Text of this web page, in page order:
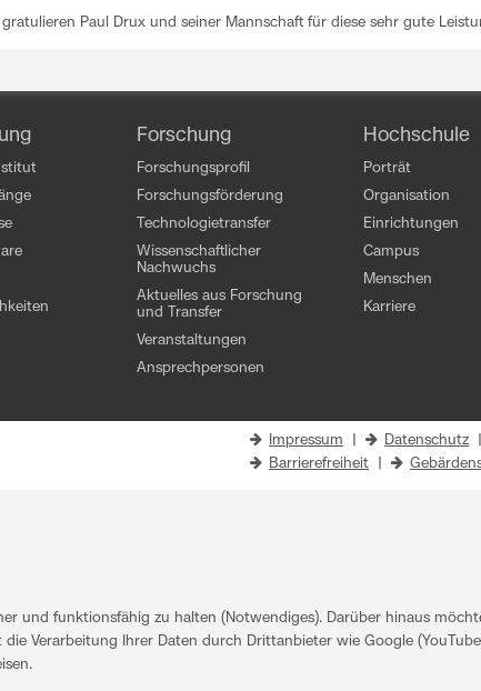
gratulieren Paul Drux und seiner Mannschaft für diese sehr gute
Forschung
Forschungsprofil
Forschungsförderung
Technologietransfer
Wissenschaftlicher
Nachwuchs
Aktuelles aus Forschung
und Transfer
Veranstaltungen
Ansprechpersonen
Hochschule
Porträt
Organisation
Einrichtungen
Campus
Menschen
Karriere
Impressum Datenschutz
Barrierefreiheit
und funktionsfähig zu halten (Notwendiges). Darüber hinaus
Verarbeitung Ihrer Daten durch Drittanbieter wie Google
.